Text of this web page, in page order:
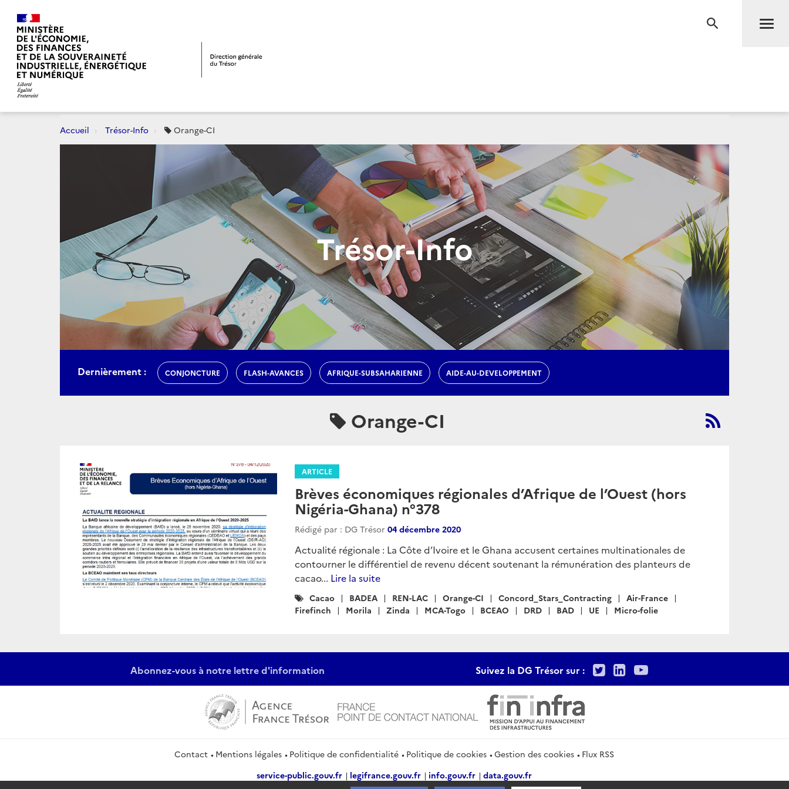
RECHERCHE
Accueil Trésor-Info Orange-CI
Trésor-Info
Dernièrement : CONJONCTURE FLASH-AVANCES AFRIQUE-SUBSAHARIENNE AIDE-AU-DEVELOPPEMENT
Orange-CI
ARTICLE
Brèves économiques régionales d’Afrique de l’Ouest (hors
Nigéria-Ghana) n°378
Rédigé par : DG Trésor 04 décembre 2020
Actualité régionale : La Côte d’Ivoire et le Ghana accusent certaines multinationales de
contourner le différentiel de revenu décent soutenant la rémunération des planteurs de
cacao... Lire la suite
Catégories
:
Cacao BADEA REN-LAC Orange-CI Concord_Stars_Contracting
Air-France
Firefinch
Morila Zinda MCA-Togo BCEAO DRD BAD UE Micro-folie
Abonnez-vous à notre lettre d'information Suivez la DG Trésor sur : TwitterLinkedIn
Youtube
Contact Mentions légales Politique de confidentialité Politique de cookies Gestion des cookies
Flux RSS
service-public.gouv.fr
legifrance.gouv.fr info.gouv.fr data.gouv.fr